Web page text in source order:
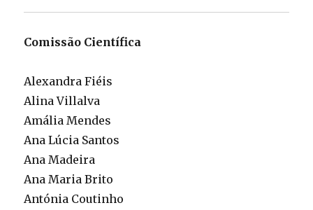
Comissão Científica
Alexandra Fiéis
Alina Villalva
Amália Mendes
Ana Lúcia Santos
Ana Madeira
Ana Maria Brito
Antónia Coutinho